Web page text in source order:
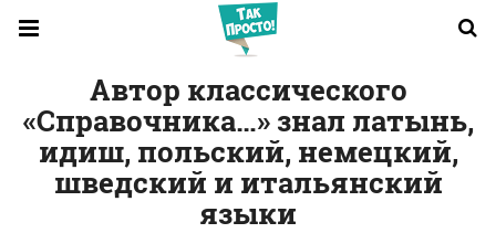
Автор классического
«Справочника…» знал латынь,
идиш, польский, немецкий,
шведский и итальянский
языки